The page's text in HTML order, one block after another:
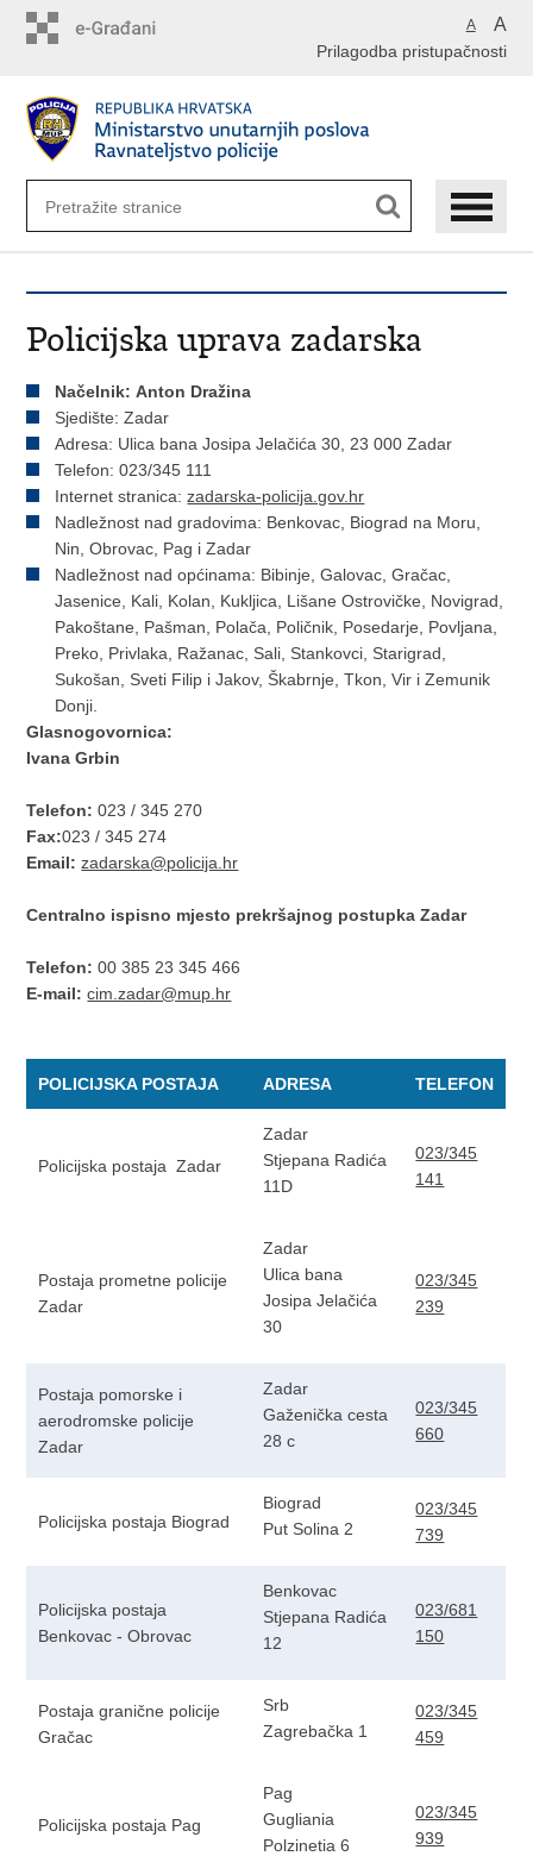
A A
Prilagodba pristupačnosti
Policijska uprava zadarska
Načelnik: Anton Dražina
Sjedište: Zadar
Adresa: Ulica bana Josipa Jelačića 30, 23 000 Zadar
Telefon: 023/345 111
Internet stranica:zadarska-policija.gov.hr
Nadležnost nad gradovima: Benkovac, Biograd na Moru,
Nin, Obrovac, Pag i Zadar
Nadležnost nad općinama: Bibinje, Galovac, Gračac,
Jasenice, Kali, Kolan, Kukljica, Lišane Ostrovičke, Novigrad,
Pakoštane, Pašman, Polača, Poličnik, Posedarje, Povljana,
Preko, Privlaka, Ražanac, Sali, Stankovci, Starigrad,
Sukošan, Sveti Filip i Jakov, Škabrnje, Tkon, Vir i Zemunik
Donji.
Glasnogovornica:
Ivana Grbin
Telefon:023 / 345 270
Fax:023 / 345 274
Email: zadarska@policija.hr
Centralno ispisno mjesto prekršajnog postupka Zadar
Telefon:00 385 23 345 466
E-mail: cim.zadar@mup.hr
POLICIJSKA POSTAJA ADRESA TELEFON
Policijska postaja Zadar
Zadar
Stjepana Radića
11D
023/345
141
Postaja prometne policije
Zadar
Zadar
Ulica bana
Josipa Jelačića
30
023/345
239
Postaja pomorske i
aerodromske policije
Zadar
Zadar
Gaženička cesta
28 c
023/345
660
Policijska postaja Biograd
Biograd
Put Solina 2
023/345
739
Policijska postaja
Benkovac - Obrovac
Benkovac
Stjepana Radića
12
023/681
150
Postaja granične policije
Gračac
Srb
Zagrebačka 1
023/345
459
Policijska postaja Pag
Pag
Gugliania
Polzinetia 6
023/345
939